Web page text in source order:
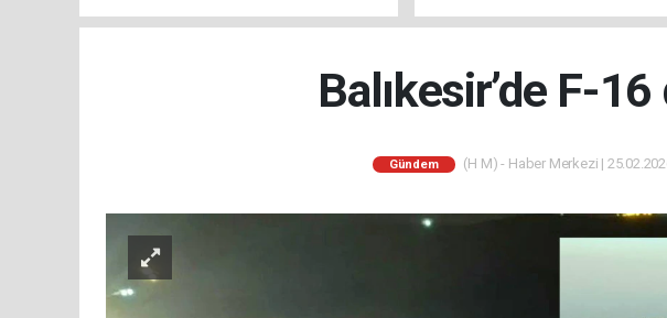
Balıkesir’de F-
Gündem (H M) - Haber Merkezi |